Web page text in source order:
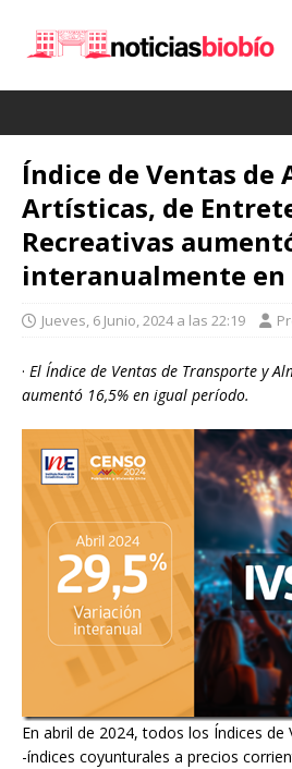
Índice de Ventas de
Artísticas, de
Recreativas
interanualmente en
Jueves, 6 Junio, 2024 a las 22:19
· El Índice de Ventas de Transporte y
aumentó 16,5% en igual período.
En abril de 2024, todos los Índices de
-índices coyunturales a precios